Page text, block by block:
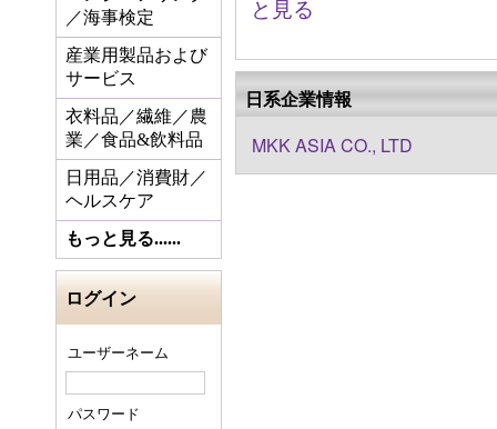
／海事検定
産業用製品および
サービス
衣料品／繊維／農
業／食品&飲料品
日用品／消費財／
ヘルスケア
もっと見る......
ログイン
ユーザーネーム
パスワード
と見る
日系企業情報
MKK ASIA CO., LTD